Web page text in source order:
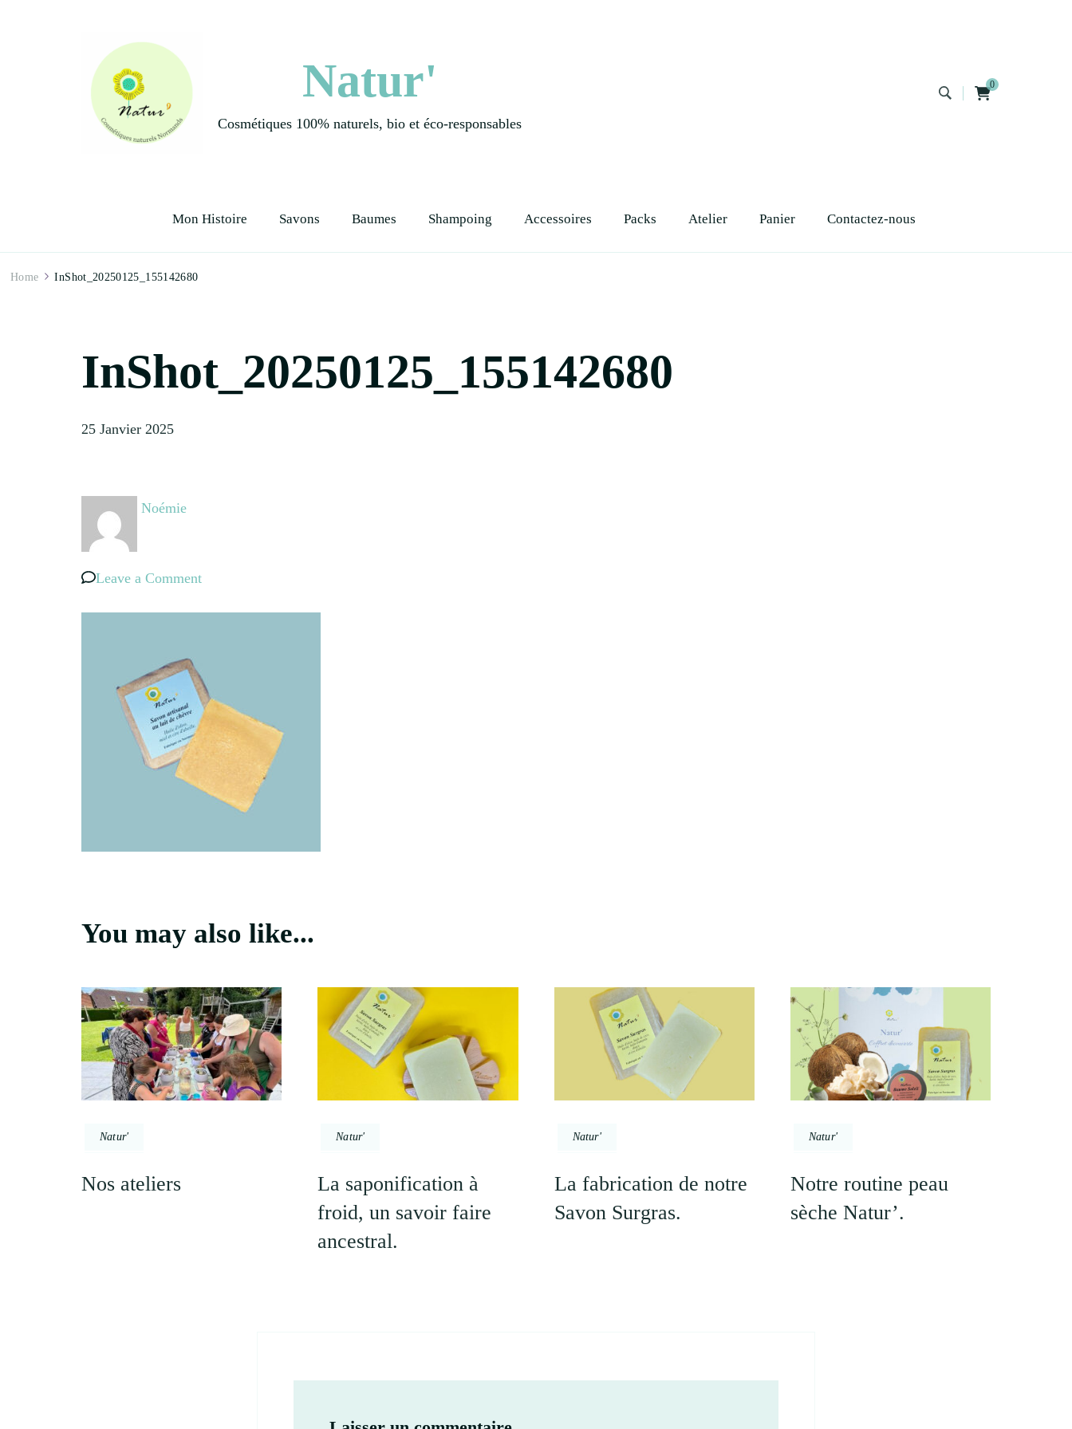
Natur'
Cosmétiques 100% naturels, bio et éco-responsables
0
Mon Histoire Savons Baumes Shampoing Accessoires Packs Atelier Panier Contactez-nous
Home InShot_20250125_155142680
InShot_20250125_155142680
25 Janvier 2025
Noémie
Leave a Commenton
You may also like...
Natur'
Nos ateliers
Natur'
La saponification à
froid, un savoir faire
ancestral.
Natur'
La fabrication de notre
Savon Surgras.
Natur'
Notre routine peau
sèche Natur’.